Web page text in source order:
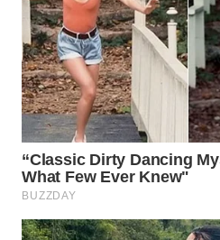
ID
WAHANANEWS
CO ID
WAHANANEWS
NET
WAHANA